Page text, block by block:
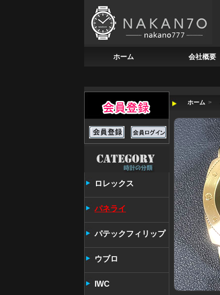
ホーム 会社概要
ロレックス
パネライ
パテックフィリップ
ウブロ
IWC
ホーム >